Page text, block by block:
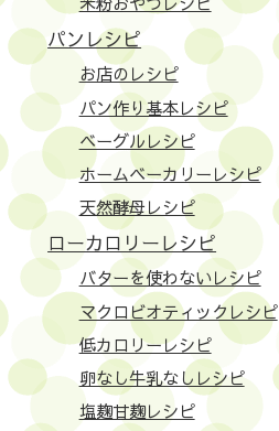
パンレシピ
お店のレシピ
パン作り基本レシピ
ベーグルレシピ
ホームベーカリーレシピ
天然酵母レシピ
ローカロリーレシピ
バターを使わないレシピ
マクロビオティックレシピ
低カロリーレシピ
卵なし牛乳なしレシピ
塩麹甘麹レシピ